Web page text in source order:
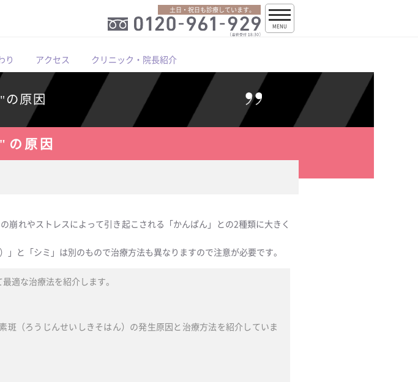
土日・祝日も診療しています。
MENU
り アクセス クリニック・院長紹介
の原因
原因
れやストレスによって引き起こされる「かんぱん」との2種類に大きく
と「シミ」は別のもので治療方法も異なりますので注意が必要です。
適な治療法を紹介します。
（ろうじんせいしきそはん）の発生原因と治療方法を紹介していま